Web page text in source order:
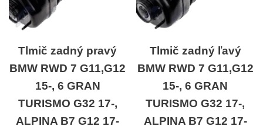
Tlmič zadný pravý
BMW RWD 7 G11,G12
15-, 6 GRAN
TURISMO G32 17-,
ALPINA B7 G12 17-
Tlmič zadný ľavý
BMW RWD 7 G11,G12
15-, 6 GRAN
TURISMO G32 17-,
ALPINA B7 G12 17-